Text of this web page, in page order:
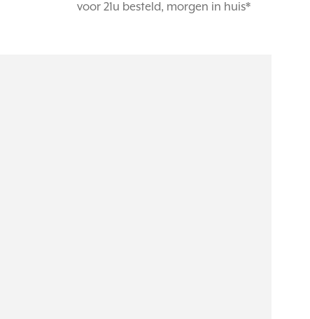
voor 21u besteld, morgen in huis*